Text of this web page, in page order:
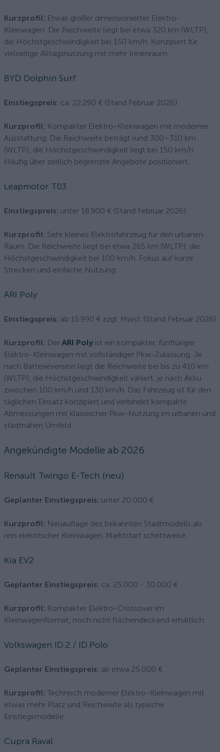
Kurzprofil: Etwas größer dimensionierter Elektro-
Kleinwagen. Die Reichweite liegt bei etwa 320 km (WLTP),
die Höchstgeschwindigkeit bei 150 km/h. Konzipiert für
vielseitige Alltagsnutzung mit mehr Innenraum.
BYD Dolphin Surf
Einstiegspreis: ca. 22.290 € (Stand Februar 2026)
Kurzprofil: Kompakter Elektro-Kleinwagen mit moderner
Ausstattung. Die Reichweite beträgt rund 300–310 km
(WLTP), die Höchstgeschwindigkeit liegt bei 150 km/h.
Häufig über zeitlich begrenzte Angebote positioniert.
Leapmotor T03
Einstiegspreis: unter 18.900 € (Stand Februar 2026)
Kurzprofil: Sehr kleines Elektrofahrzeug für den urbanen
Raum. Die Reichweite liegt bei etwa 265 km (WLTP), die
Höchstgeschwindigkeit bei 100 km/h. Fokus auf kurze
Strecken und einfache Nutzung.
ARI Poly
Einstiegspreis: ab 15.990 € zzgl. Mwst. (Stand Februar 2026)
Kurzprofil: Der ARI Poly ist ein kompakter, fünftüriger
Elektro-Kleinwagen mit vollständiger Pkw-Zulassung. Je
nach Batterieversion liegt die Reichweite bei bis zu 410 km
(WLTP), die Höchstgeschwindigkeit variiert, je nach Akku
zwischen 100 km/h und 130 km/h. Das Fahrzeug ist für den
täglichen Einsatz konzipiert und verbindet kompakte
Abmessungen mit klassischer Pkw-Nutzung im urbanen und
stadtnahen Umfeld.
Angekündigte Modelle ab 2026
Renault Twingo E-Tech (neu)
Geplanter Einstiegspreis: unter 20.000 €
Kurzprofil: Neuauflage des bekannten Stadtmodells als
rein elektrischer Kleinwagen. Marktstart schrittweise.
Kia EV2
Geplanter Einstiegspreis: ca. 25.000 - 30.000 €
Kurzprofil: Kompakter Elektro-Crossover im
Kleinwagenformat, noch nicht flächendeckend erhältlich.
Volkswagen ID.2 / ID.Polo
Geplanter Einstiegspreis: ab etwa 25.000 €
Kurzprofil: Technisch moderner Elektro-Kleinwagen mit
etwas mehr Platz und Reichweite als typische
Einstiegsmodelle.
Cupra Raval